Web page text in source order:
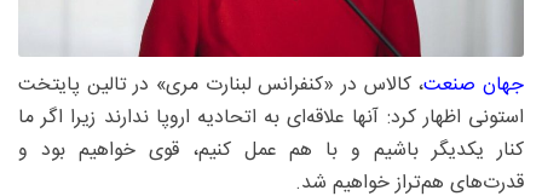
جهان صنعت، کالاس در «کنفرانس لبنارت مری» در تالین پایتخت
استونی اظهار کرد: آنها علاقه‌ای به اتحادیه اروپا ندارند زیرا اگر ما
کنار یکدیگر باشیم و با هم عمل کنیم، قوی خواهیم بود و
قدرت‌های هم‌تراز خواهیم شد.